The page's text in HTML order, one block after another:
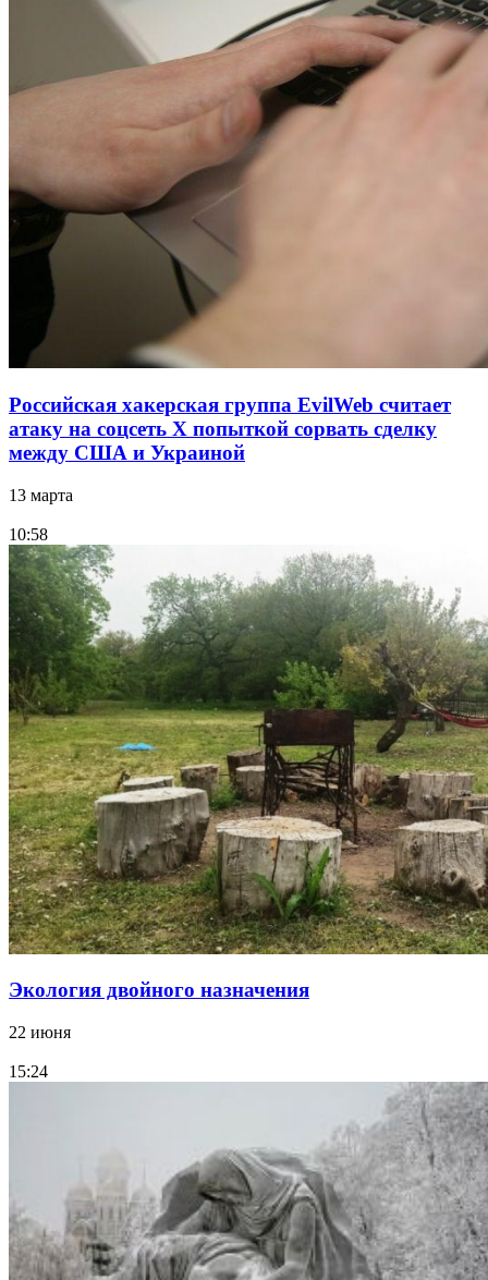
Российская хакерская группа EvilWeb считает
атаку на соцсеть Х попыткой сорвать сделку
между США и Украиной
13 марта
10:58
Экология двойного назначения
22 июня
15:24